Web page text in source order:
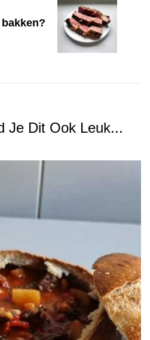
Je Dit Ook Leuk...